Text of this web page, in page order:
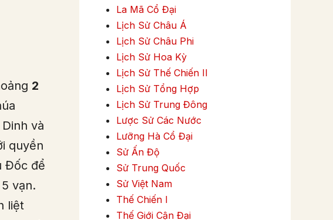
2
và
quyền
Đốc để
vạn.
liệt
La Mã Cổ Đại
Lịch Sử Châu Á
Lịch Sử Châu Phi
Lịch Sử Hoa Kỳ
Lịch Sử Thế Chiến II
Lịch Sử Tổng Hợp
Lịch Sử Trung Đông
Lược Sử Các Nước
Lưỡng Hà Cổ Đại
Sử Ấn Độ
Sử Trung Quốc
Sử Việt Nam
Thế Chiến I
Thế Giới Cận Đại